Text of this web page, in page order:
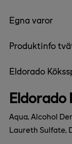
Egna varor
Produktinfo
Eldorado
Eldorado
Aqua, Alcohol
Laureth Sulfate,